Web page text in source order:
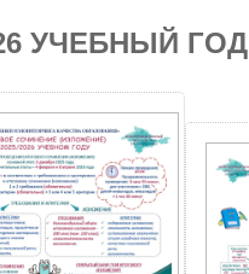
УЧЕБНЫЙ ГОД